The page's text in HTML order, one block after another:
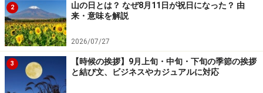
3. 人形の顔をやさしく包む
和紙などの柔らかい薄紙で人形の顔を包みます。髪にひ
っかけないよう注意を。ティッシュペーパーは髪にひっ
かかるためおすすめしません。
2
山の日とは？ なぜ8月11日が祝日になった？ 由
来・意味を解説
2026/07/27
3
【時候の挨拶】9月上旬・中旬・下旬の季節の挨拶
と結び文、ビジネスやカジュアルに対応